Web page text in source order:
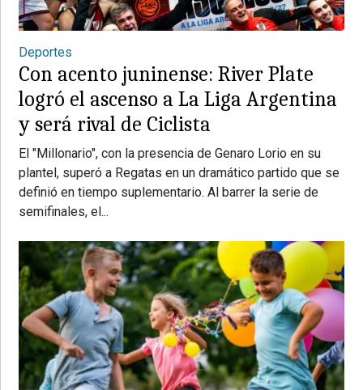
Deportes
Con acento juninense: River Plate
logró el ascenso a La Liga Argentina
y será rival de Ciclista
El "Millonario", con la presencia de Genaro Lorio en su
plantel, superó a Regatas en un dramático partido que se
definió en tiempo suplementario. Al barrer la serie de
semifinales, el...